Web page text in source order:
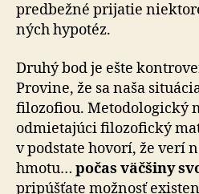
predbežné prijatie
ných hypotéz.
Druhý bod je ešte
Provine, že sa naša
filozofiou. Me­to­do­lo­gický
odmietajúci filozofický
v podstate hovorí, že verí
hmotu… počas väčšiny
pripúšťate možnosť